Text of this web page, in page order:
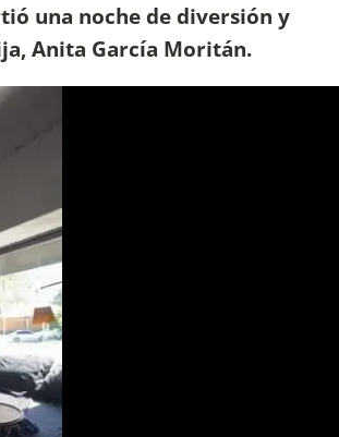
una noche de diversión y
Anita García Moritán.